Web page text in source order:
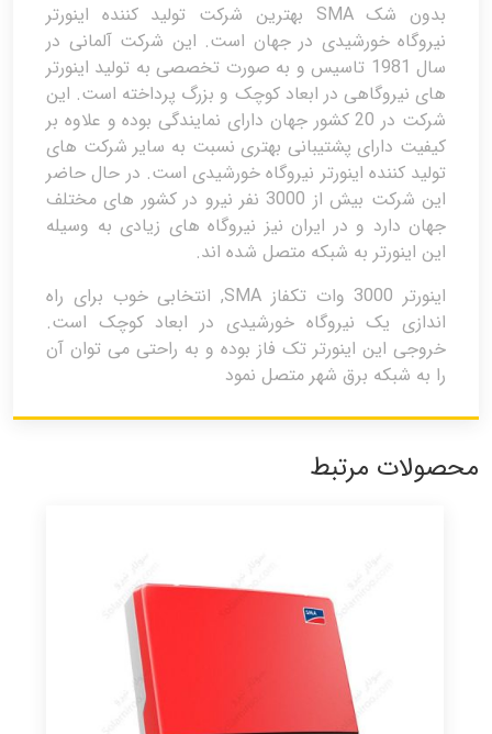
بدون شک SMA بهترین شرکت تولید کننده اینورتر
نیروگاه خورشیدی در جهان است. این شرکت آلمانی در
سال 1981 تاسیس و به صورت تخصصی به تولید اینورتر
های نیروگاهی در ابعاد کوچک و بزرگ پرداخته است. این
شرکت در 20 کشور جهان دارای نمایندگی بوده و علاوه بر
کیفیت دارای پشتیبانی بهتری نسبت به سایر شرکت های
تولید کننده اینورتر نیروگاه خورشیدی است. در حال حاضر
این شرکت بیش از 3000 نفر نیرو در کشور های مختلف
جهان دارد و در ایران نیز نیروگاه های زیادی به وسیله
این اینورتر به شبکه متصل شده اند.
اینورتر 3000 وات تکفاز SMA, انتخابی خوب برای راه
اندازی یک نیروگاه خورشیدی در ابعاد کوچک است.
خروجی این اینورتر تک فاز بوده و به راحتی می توان آن
را به شبکه برق شهر متصل نمود
محصولات مرتبط